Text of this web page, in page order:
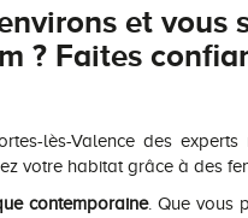
et vous
? Faites
lès-Valence des
votre habitat grâce à des
contemporaine. Que vous